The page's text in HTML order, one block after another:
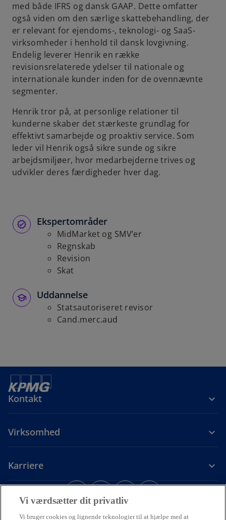
med både IFRS og dansk GAAP. Dette omfatter
også viden om den særlige skattebehandling, der
er relevant for ejendoms-, teknologi- og SaaS-
virksomheder i henhold til dansk lovgivning.
Endelig leverer Henrik en række
revisionsrelaterede ydelser til nationale og
internationale kunder inden for de ovennævnte
segmenter.
Henrik tror på, at personlige relationer til
kunderne skaber det stærkeste grundlag for
effektivt samarbejde og proaktiv service. Som
leder vil Henrik også sikre sunde og sikre
arbejdsmiljøer, hvor medarbejderne trives og
udvikler deres færdigheder hver dag.
Ekspertområder
MidMarket og SMV’er
Regnskab
Revision
Skat
Uddannelse
Statsautoriseret revisor
Cand.merc.aud
Kontakt
Virksomhed
Karriere
o
p
o
p
o
o
Code of Conducto
Dataetik
Vi værdsætter dit privatliv
Vi bruger cookies og lignende teknologier til at hjælpe med at